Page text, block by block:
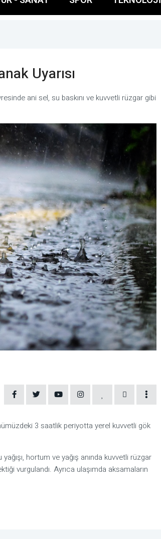
Uyarısı
ani sel, su baskını ve kuvvetli rüzgar gibi
3 saatlik periyotta yerel kuvvetli gök
yağışı, hortum ve yağış anında kuvvetli rüzgar
vurgulandı. Ayrıca ulaşımda aksamaların